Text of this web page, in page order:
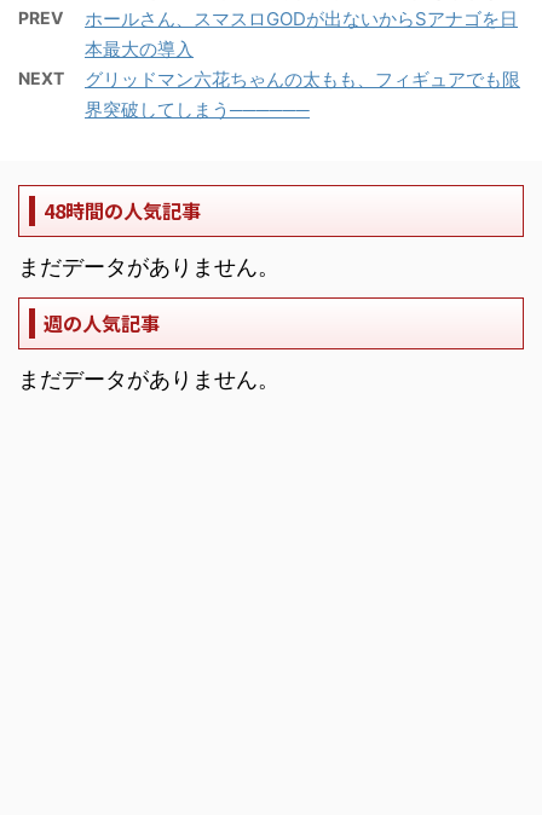
PREV
ホールさん、スマスロGODが出ないからSアナゴを日
本最大の導入
NEXT
グリッドマン六花ちゃんの太もも、フィギュアでも限
界突破してしまう──────
48時間の人気記事
まだデータがありません。
週の人気記事
まだデータがありません。